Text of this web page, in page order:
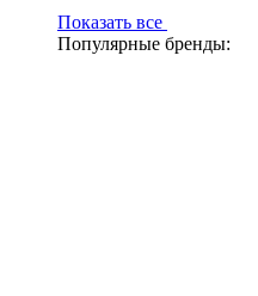
Показать все
Популярные бренды: